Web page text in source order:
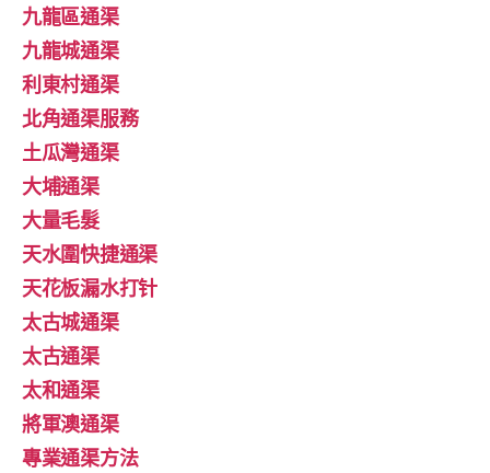
九龍區通渠
九龍城通渠
利東村通渠
北角通渠服務
土瓜灣通渠
大埔通渠
大量毛髮
天水圍快捷通渠
天花板漏水打针
太古城通渠
太古通渠
太和通渠
將軍澳通渠
專業通渠方法